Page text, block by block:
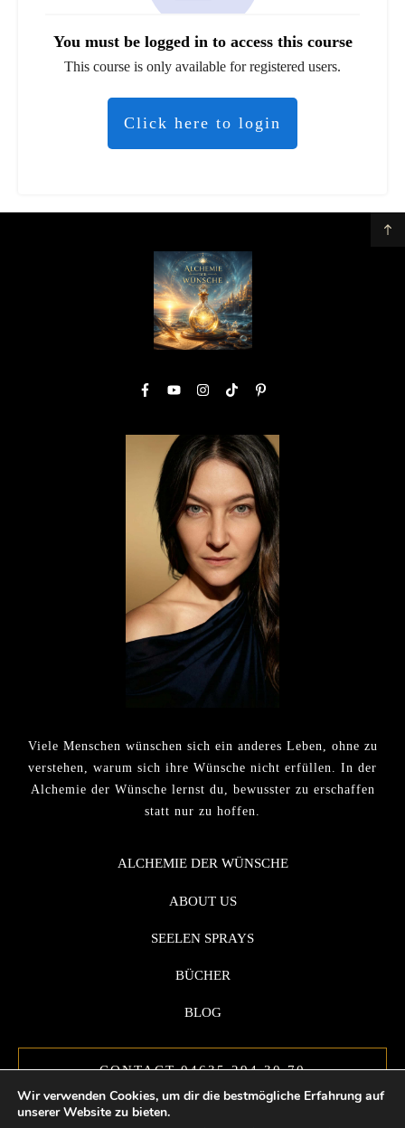
You must be logged in to access this course
This course is only available for registered users.
Click here to login
Viele Menschen wünschen sich ein anderes Leben, ohne zu
verstehen, warum sich ihre Wünsche nicht erfüllen. In der
Alchemie der Wünsche lernst du, bewusster zu erschaffen
statt nur zu hoffen.
ALCHEMIE DER WÜNSCHE
ABOUT US
SEELEN SPRAYS
BÜCHER
BLOG
CONTACT 04635 294 30 70
Wir verwenden Cookies, um dir die bestmögliche Erfahrung auf
unserer Website zu bieten.